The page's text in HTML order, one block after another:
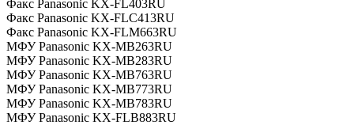
Факс Panasonic KX-FL403RU
Факс Panasonic KX-FLC413RU
Факс Panasonic KX-FLM663RU
МФУ Panasonic KX-MB263RU
МФУ Panasonic KX-MB283RU
МФУ Panasonic KX-MB763RU
МФУ Panasonic KX-MB773RU
МФУ Panasonic KX-MB783RU
МФУ Panasonic KX-FLB883RU